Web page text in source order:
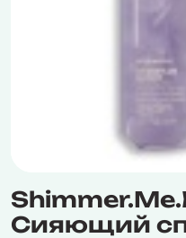
Сияющий